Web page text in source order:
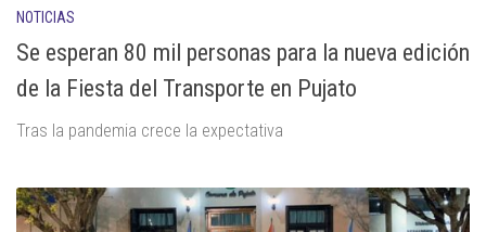
NOTICIAS
Se esperan 80 mil personas para la nueva edición
de la Fiesta del Transporte en Pujato
Tras la pandemia crece la expectativa